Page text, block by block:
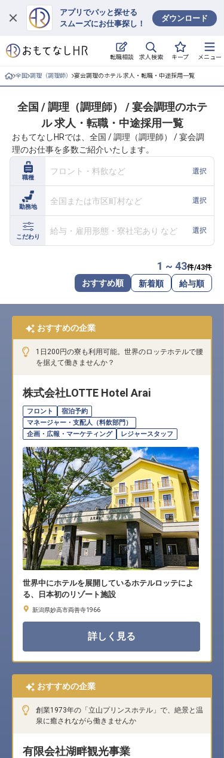
アプリでパッと探せる
スムーズにお仕事探し！
ダウンロード
転職相談 求人検索 キープ メニュー
ログイン
求人・施設を探す
就職・転職 合同説明会
おもてなしHRについて
ご利用の流れ
よくある質問
ホテル・宿泊業界情報コラム
転職サポートに申し込む
採用をお考えの企業様へ
全国 調理（調理師） 宴会調理のホテル 求人・転職・中途採用一覧
全国 / 調理（調理師） / 宴会調理のホテ
ル 求人・転職・中途採用一覧
おもてなしHRでは、全国 / 調理（調理師） / 宴会調
理のお仕事を多数ご紹介いたします。
職種
フロント・料飲など 選択
勤務地
全国または市区町村など 選択
こだわり
給与・雇用形態・寮社宅あり など 選択
1 ~ 43件/43件
おすすめ順 新着順 給与順
おすすめの企業
1日200円の寮も利用可能。世界のロッテホテルで腰
を据えて働きませんか？
株式会社LOTTE Hotel Arai
フロント
宿泊予約
マネージャー・支配人（料飲部門）
企画・広報・マーケティング
レジャースタッフ
世界中にホテルを展開しているホテルロッテによ
る、日本初のリゾート施設
新潟県妙高市両善寺1966
詳しく見る
おすすめの企業
創業1973年の「立山プリンスホテル」で、絶景と温
泉に癒されながら働きませんか
有限会社湖畔観光事業